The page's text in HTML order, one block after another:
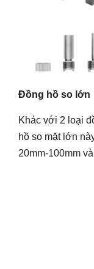
Đồng hồ so lớn
Khác với 2 loại
hồ so mặt lớn
20mm-100mm